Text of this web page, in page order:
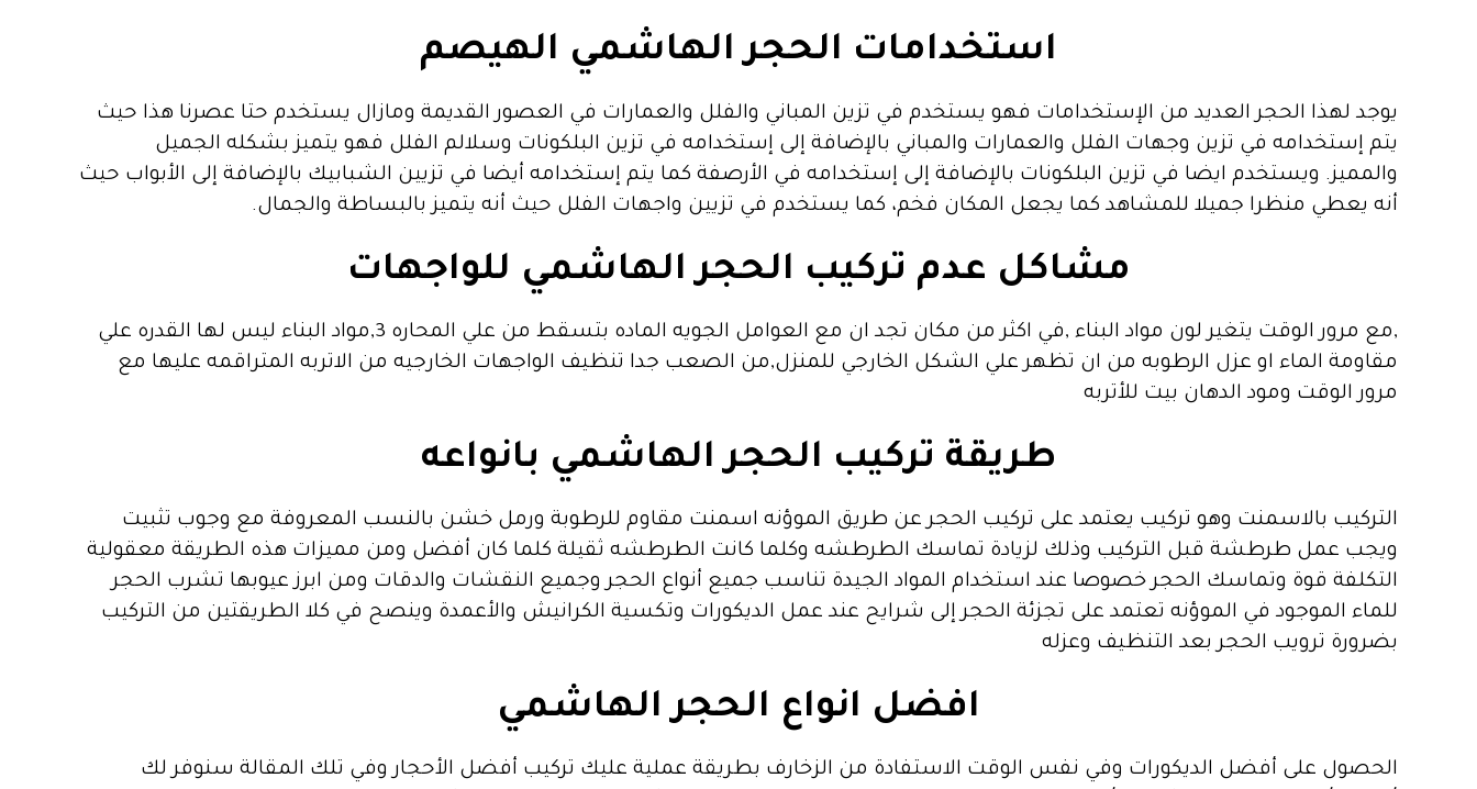
استخدامات الحجر الهاشمي الهيصم
يوجد لهذا الحجر العديد من الإستخدامات فهو يستخدم في تزين المباني والفلل والعمارات في العصور القديمة ومازال يستخدم حتا عصرنا هذا حيث
يتم إستخدامه في تزين وجهات الفلل والعمارات والمباني بالإضافة إلى إستخدامه في تزين البلكونات وسلالم الفلل فهو يتميز بشكله الجميل
والمميز. ويستخدم ايضا في تزين البلكونات بالإضافة إلى إستخدامه في الأرصفة كما يتم إستخدامه أيضا في تزيين الشبابيك بالإضافة إلى الأبواب حيث
أنه يعطي منظرا جميلا للمشاهد كما يجعل المكان فخم، كما يستخدم في تزيين واجهات الفلل حيث أنه يتميز بالبساطة والجمال.
مشاكل عدم تركيب الحجر الهاشمي للواجهات
,مع مرور الوقت يتغير لون مواد البناء ,في اكثر من مكان تجد ان مع العوامل الجويه الماده بتسقط من علي المحاره 3,مواد البناء ليس لها القدره علي
مقاومة الماء او عزل الرطوبه من ان تظهر علي الشكل الخارجي للمنزل,من الصعب جدا تنظيف الواجهات الخارجيه من الاتربه المتراقمه عليها مع
مرور الوقت ومود الدهان بيت للأتربه
طريقة تركيب الحجر الهاشمي بانواعه
التركيب بالاسمنت وهو تركيب يعتمد على تركيب الحجر عن طريق الموؤنه اسمنت مقاوم للرطوبة ورمل خشن بالنسب المعروفة مع وجوب تثبيت
ويجب عمل طرطشة قبل التركيب وذلك لزيادة تماسك الطرطشه وكلما كانت الطرطشه ثقيلة كلما كان أفضل ومن مميزات هذه الطريقة معقولية
التكلفة قوة وتماسك الحجر خصوصا عند استخدام المواد الجيدة تناسب جميع أنواع الحجر وجميع النقشات والدقات ومن ابرز عيوبها تشرب الحجر
للماء الموجود في الموؤنه تعتمد على تجزئة الحجر إلى شرايح عند عمل الديكورات وتكسية الكرانيش والأعمدة وينصح في كلا الطريقتين من التركيب
بضرورة ترويب الحجر بعد التنظيف وعزله
افضل انواع الحجر الهاشمي
الحصول على أفضل الديكورات وفي نفس الوقت الاستفادة من الزخارف بطريقة عملية عليك تركيب أفضل الأحجار وفي تلك المقالة سنوفر لك